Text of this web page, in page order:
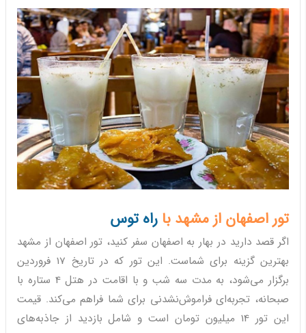
تور اصفهان از مشهد با راه توس
اگر قصد دارید در بهار به اصفهان سفر کنید، تور اصفهان از مشهد
بهترین گزینه برای شماست. این تور که در تاریخ 17 فروردین
برگزار می‌شود، به مدت سه شب و با اقامت در هتل 4 ستاره با
صبحانه، تجربه‌ای فراموش‌نشدنی برای شما فراهم می‌کند. قیمت
این تور 14 میلیون تومان است و شامل بازدید از جاذبه‌های